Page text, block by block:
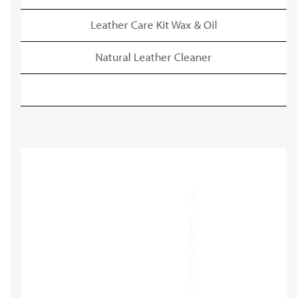
Leather Care Kit Wax & Oil
Natural Leather Cleaner